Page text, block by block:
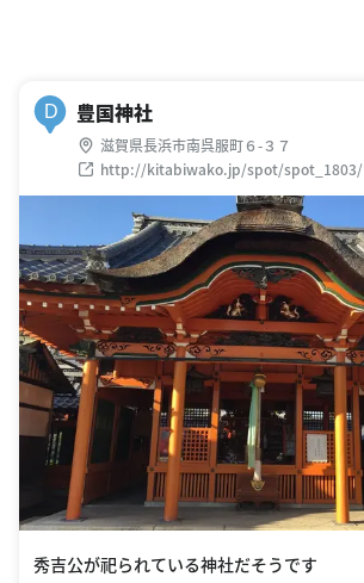
D 豊国神社
滋賀県長浜市南呉服町６-３７
http://kitabiwako.jp/spot/spot_1803/
秀吉公が祀られている神社だそうです